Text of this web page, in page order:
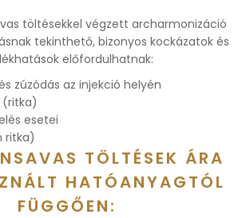
töltésekkel végzett archarmonizáció
tekinthető, bizonyos kockázatok és
előfordulhatnak:
zúzódás az injekció helyén
(ritka)
esetei
ritka)
TÖLTÉSEK ÁRA
HATÓANYAGTÓL
FÜGGŐEN: